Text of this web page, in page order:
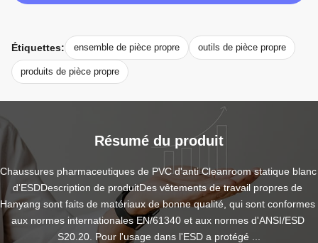
Étiquettes: ensemble de pièce propre outils de pièce propre
produits de pièce propre
Résumé du produit
Chaussures pharmaceutiques de PVC d'anti Cleanroom statique blanc
d'ESDDescription de produitDes vêtements de travail propres de
Hanyang sont faits de matériaux de bonne qualité, qui sont conformes
aux normes internationales EN/61340 et aux normes d'ANSI/ESD
S20.20. Pour l'usage dans l'ESD a protégé ...